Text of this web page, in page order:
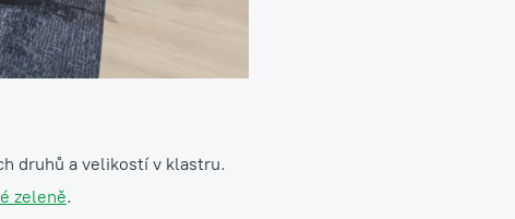
druhů a velikostí v klastru.
zeleně.